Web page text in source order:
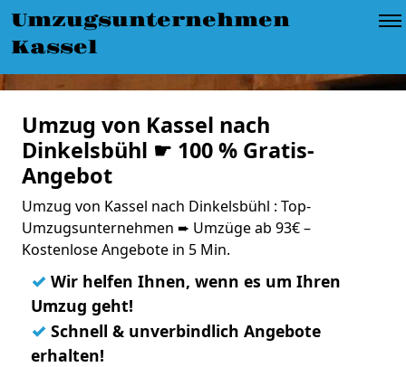
Umzugsunternehmen
Kassel
Umzug von Kassel nach
Dinkelsbühl ☛ 100 % Gratis-
Angebot
Umzug von Kassel nach Dinkelsbühl : Top-
Umzugsunternehmen ➨ Umzüge ab 93€ –
Kostenlose Angebote in 5 Min.
✓ Wir helfen Ihnen, wenn es um Ihren
Umzug geht!
✓ Schnell & unverbindlich Angebote
erhalten!